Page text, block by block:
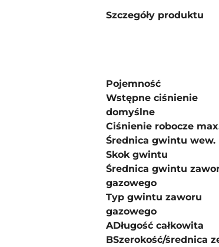
Szczegóły produktu
Pojemność
Wstępne ciśnienie
domyślne
Ciśnienie robocze
Średnica gwintu wew.
Skok gwintu
Średnica gwintu
gazowego
Typ gwintu zaworu
gazowego
ADługość całkowita
BSzerokość/średnica